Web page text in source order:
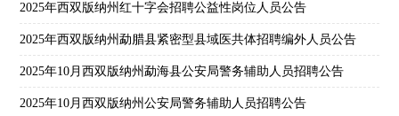
2025年西双版纳州红十字会招聘公益性岗位人员公告
2025年西双版纳州勐腊县紧密型县域医共体招聘编外人员公告
2025年10月西双版纳州勐海县公安局警务辅助人员招聘公告
2025年10月西双版纳州公安局警务辅助人员招聘公告